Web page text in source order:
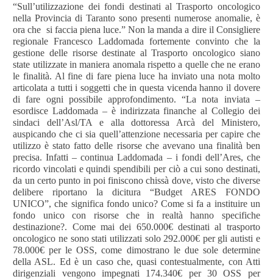
“Sull’utilizzazione dei fondi destinati al Trasporto oncologico
nella Provincia di Taranto sono presenti numerose anomalie, è
ora che si faccia piena luce.” Non la manda a dire il Consigliere
regionale Francesco Laddomada fortemente convinto che la
gestione delle risorse destinate al Trasporto oncologico siano
state utilizzate in maniera anomala rispetto a quelle che ne erano
le finalità. Al fine di fare piena luce ha inviato una nota molto
articolata a tutti i soggetti che in questa vicenda hanno il dovere
di fare ogni possibile approfondimento. “La nota inviata –
esordisce Laddomada – è indirizzata finanche al Collegio dei
sindaci dell’Asl/TA e alla dottoressa Arcà del Ministero,
auspicando che ci sia quell’attenzione necessaria per capire che
utilizzo è stato fatto delle risorse che avevano una finalità ben
precisa. Infatti – continua Laddomada – i fondi dell’Ares, che
ricordo vincolati e quindi spendibili per ciò a cui sono destinati,
da un certo punto in poi finiscono chissà dove, visto che diverse
delibere riportano la dicitura “Budget ARES FONDO
UNICO”, che significa fondo unico? Come si fa a instituire un
fondo unico con risorse che in realtà hanno specifiche
destinazione?. Come mai dei 650.000€ destinati al trasporto
oncologico ne sono stati utilizzati solo 292.000€ per gli autisti e
78.000€ per le OSS, come dimostrano le due sole determine
della ASL. Ed è un caso che, quasi contestualmente, con Atti
dirigenziali vengono impegnati 174.340€ per 30 OSS per